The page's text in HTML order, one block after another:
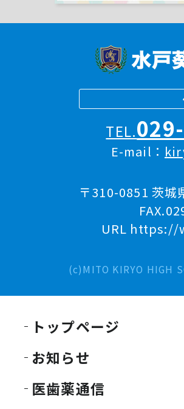
TEL.
E-mail：
〒310-0851 茨城
URL
(c)MITO KIRYO HIGH
トップページ
お知らせ
医歯薬通信